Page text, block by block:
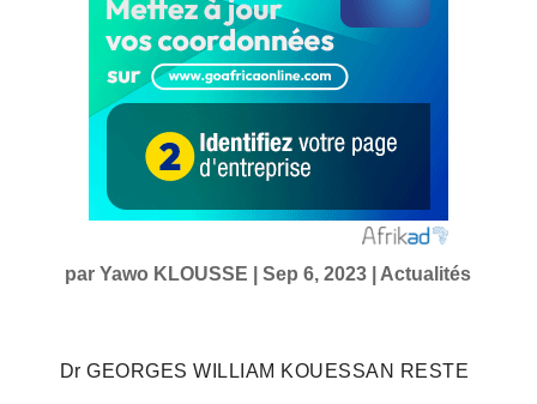
parYawo KLOUSSE |Sep 6, 2023 Actualités
Dr GEORGES WILLIAM KOUESSAN RESTE